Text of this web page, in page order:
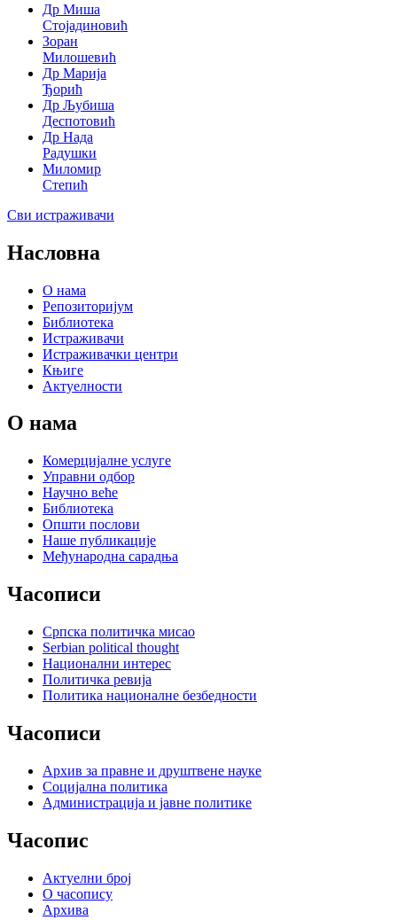
Др Миша
Стојадиновић
Зоран
Милошевић
Др Марија
Ђорић
Др Љубиша
Деспотовић
Др Нада
Радушки
Миломир
Степић
Сви истраживачи
Насловна
О нама
Репозиторијум
Библиотека
Истраживачи
Истраживачки центри
Књиге
Актуелности
О нама
Комерцијалне услуге
Управни одбор
Научно веће
Библиотека
Општи послови
Наше публикације
Међународна сарадња
Часописи
Српска политичка мисао
Serbian political thought
Национални интерес
Политичка ревија
Политика националне безбедности
Часописи
Архив за правне и друштвене науке
Социјална политика
Администрација и јавне политике
Часопис
Актуелни број
О часопису
Архива